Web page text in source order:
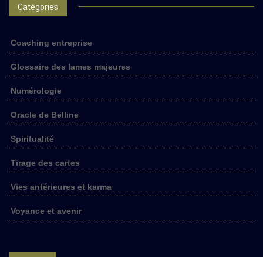
Catégories
Coaching entreprise
Glossaire des lames majeures
Numérologie
Oracle de Belline
Spiritualité
Tirage des cartes
Vies antérieures et karma
Voyance et avenir